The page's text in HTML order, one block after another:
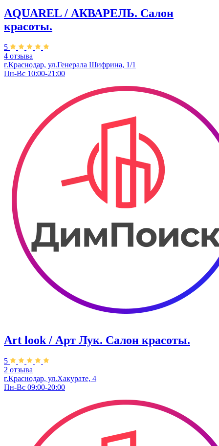
AQUAREL / АКВАРЕЛЬ. Салон
красоты.
5
4 отзыва
г.Краснодар, ул.Генерала Шифрина, 1/1
Пн-Вс 10:00-21:00
Art look / Арт Лук. Салон красоты.
5
2 отзыва
г.Краснодар, ул.Хакурате, 4
Пн-Вс 09:00-20:00